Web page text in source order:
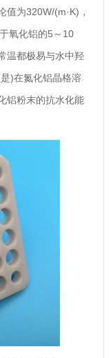
为320W/(m·K)，
氧化铝的5～10
温都极易与水中羟
)在氮化铝晶格溶
铝粉末的抗水化能